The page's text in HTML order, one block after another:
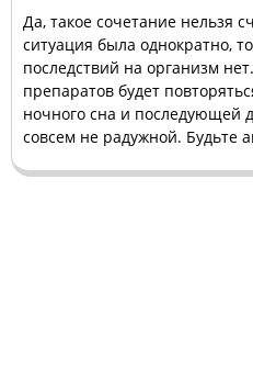
Да, такое сочетание нельзя
ситуация была однократно,
последствий на организм
препаратов будет
ночного сна и последующей
совсем не радужной. Будьте